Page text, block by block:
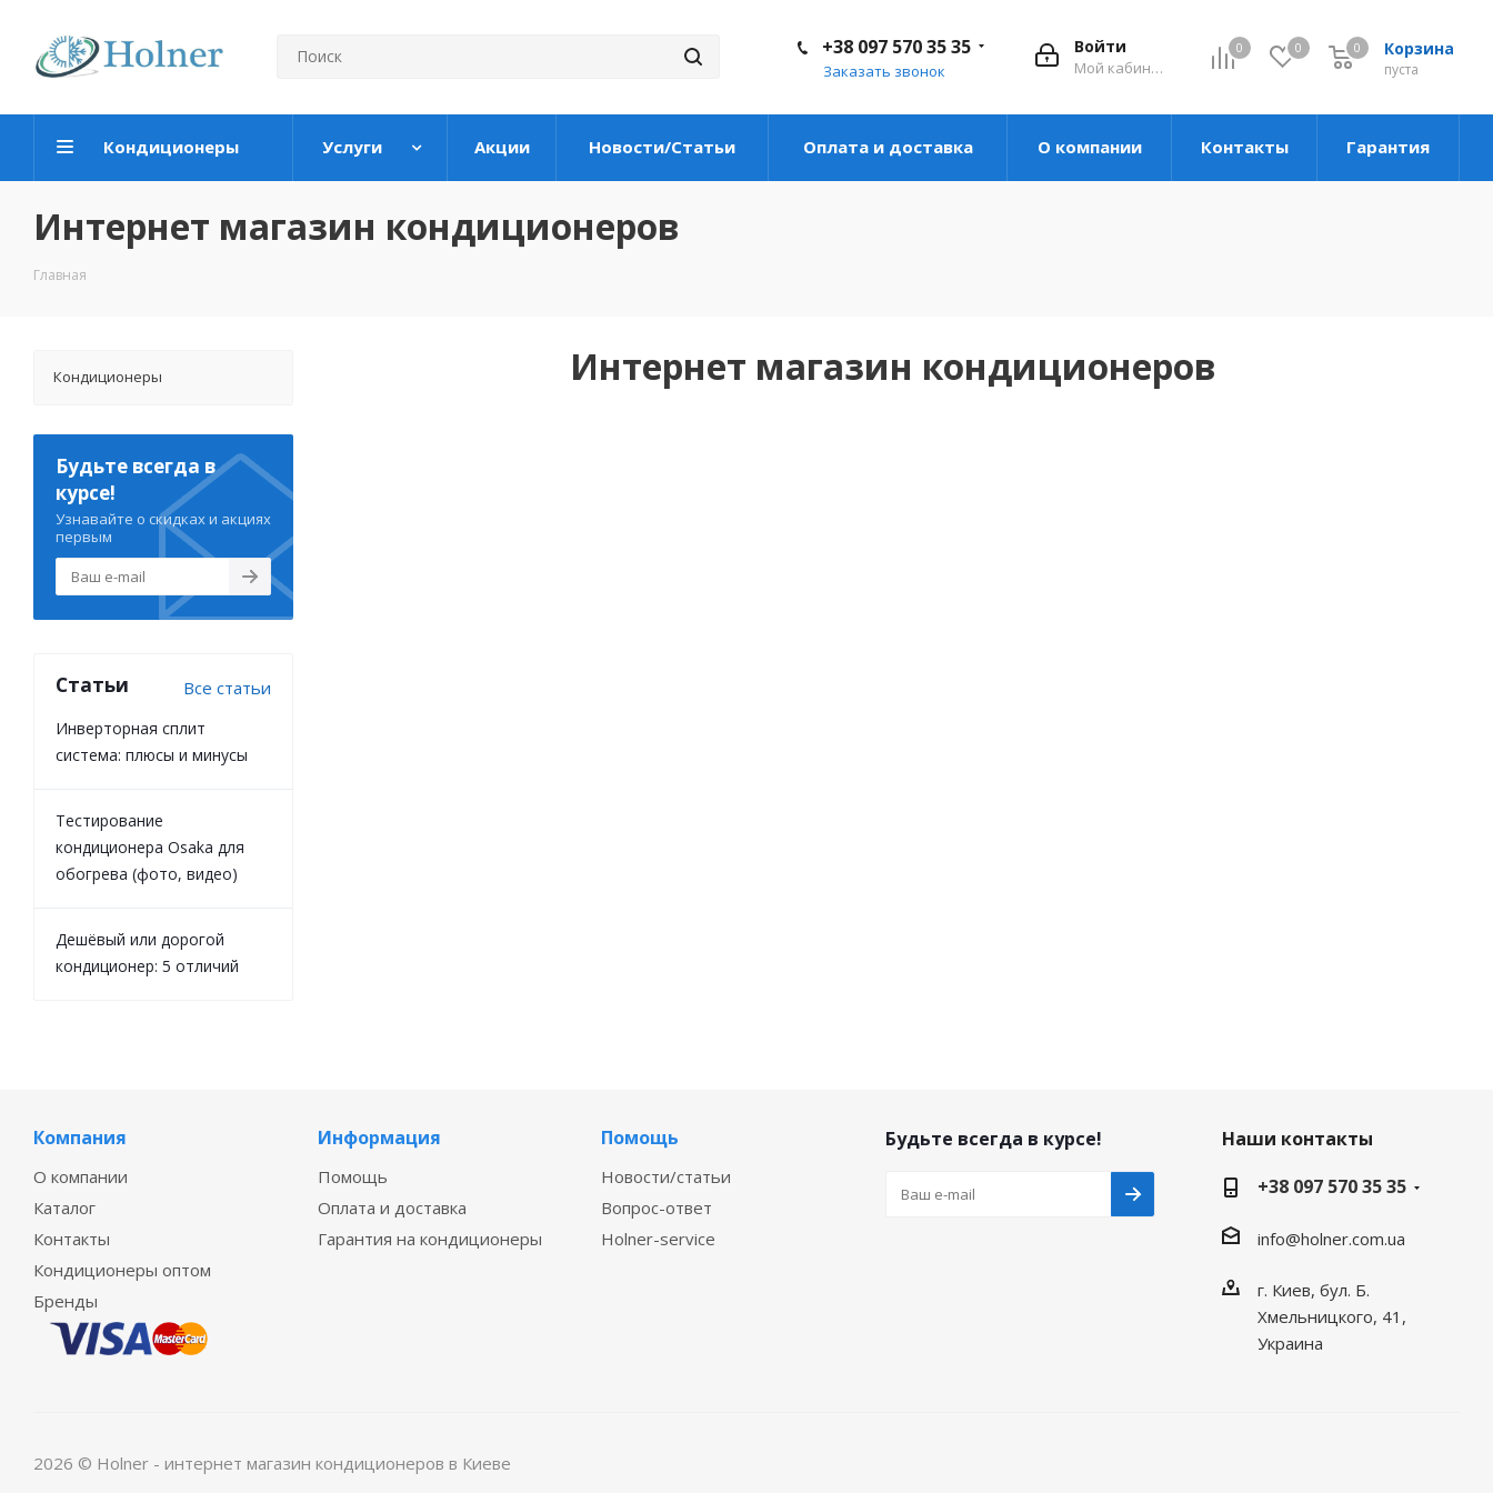
0 0 Корзина
пуста
0
Войти
Мой кабинет
+38 097 570 35 35
Заказать звонок
Кондиционеры Услуги Акции Новости/Статьи Оплата и доставка О компании Контакты Гарантия
Интернет магазин кондиционеров
Главная
Интернет магазин кондиционеров
Кондиционеры
Будьте всегда в
курсе!
Узнавайте о скидках и акциях
первым
Статьи Все статьи
Инверторная сплит
система: плюсы и минусы
Тестирование
кондиционера Osaka для
обогрева (фото, видео)
Дешёвый или дорогой
кондиционер: 5 отличий
Компания
О компании
Каталог
Контакты
Кондиционеры оптом
Бренды
Информация
Помощь
Оплата и доставка
Гарантия на кондиционеры
Помощь
Новости/статьи
Вопрос-ответ
Holner-service
Будьте всегда в курсе!
Наши контакты
+38 097 570 35 35
info@holner.com.ua
г. Киев, бул. Б.
Хмельницкого, 41,
Украина
2026 © Holner - интернет магазин кондиционеров в Киеве